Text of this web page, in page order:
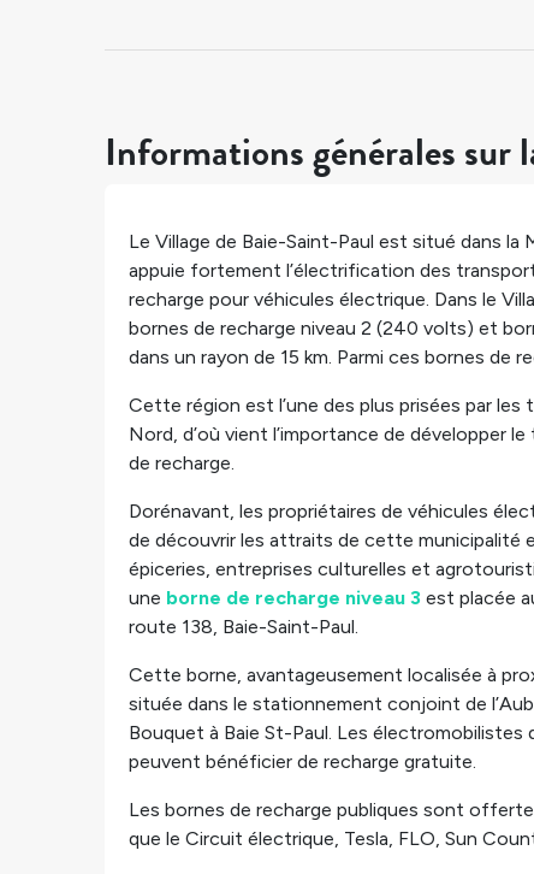
Informations générales sur
Le Village de Baie-Saint-Paul est situé dans la
appuie fortement l’électrification des
recharge pour véhicules électrique. Dans le
bornes de recharge niveau 2 (240 volts) et
dans un rayon de 15 km. Parmi ces bornes de
Cette région est l’une des plus prisées par
Nord, d’où vient l’importance de développer
de recharge.
Dorénavant, les propriétaires de véhicules
de découvrir les attraits de cette municipalité
épiceries, entreprises culturelles et
une borne de recharge niveau 3 est placée
route 138, Baie-Saint-Paul.
Cette borne, avantageusement localisée à
située dans le stationnement conjoint de
Bouquet à Baie St-Paul. Les électromobilistes
peuvent bénéficier de recharge gratuite.
Les bornes de recharge publiques sont
que le Circuit électrique, Tesla, FLO, Sun